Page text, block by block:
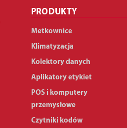
PRODUKTY
Metkownice
Klimatyzacja
Kolektory danych
Aplikatory etykiet
POS i komputery
przemysłowe
Czytniki kodów